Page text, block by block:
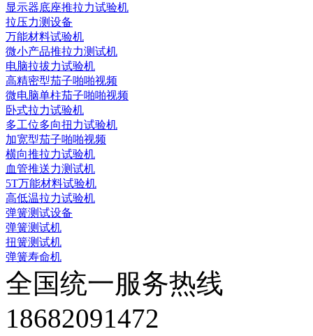
显示器底座推拉力试验机
拉压力测设备
万能材料试验机
微小产品推拉力测试机
电脑拉拔力试验机
高精密型茄子啪啪视频
微电脑单柱茄子啪啪视频
卧式拉力试验机
多工位多向扭力试验机
加宽型茄子啪啪视频
横向推拉力试验机
血管推送力测试机
5T万能材料试验机
高低温拉力试验机
弹簧测试设备
弹簧测试机
扭簧测试机
弹簧寿命机
全国统一服务热线
18682091472